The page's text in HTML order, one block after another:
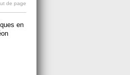
de page
en